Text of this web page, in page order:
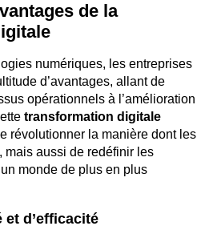
de la
numériques, les entreprises
d’avantages, allant de
opérationnels à l’amélioration
transformation digitale
révolutionner la manière dont les
mais aussi de redéfinir les
monde de plus en plus
d’efficacité